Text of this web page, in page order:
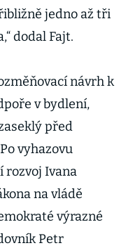
jedno až tři
dodal Fajt.
návrh k
v bydlení,
před
vyhazovu
rozvoj Ivana
na vládě
výrazné
Petr